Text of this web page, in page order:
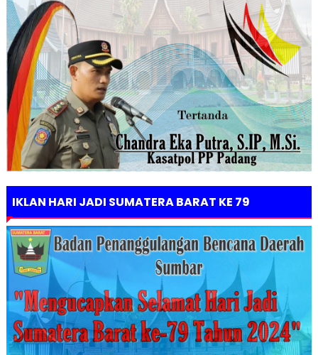
IKLAN HARI JADI SUMATERA BARAT KE 79